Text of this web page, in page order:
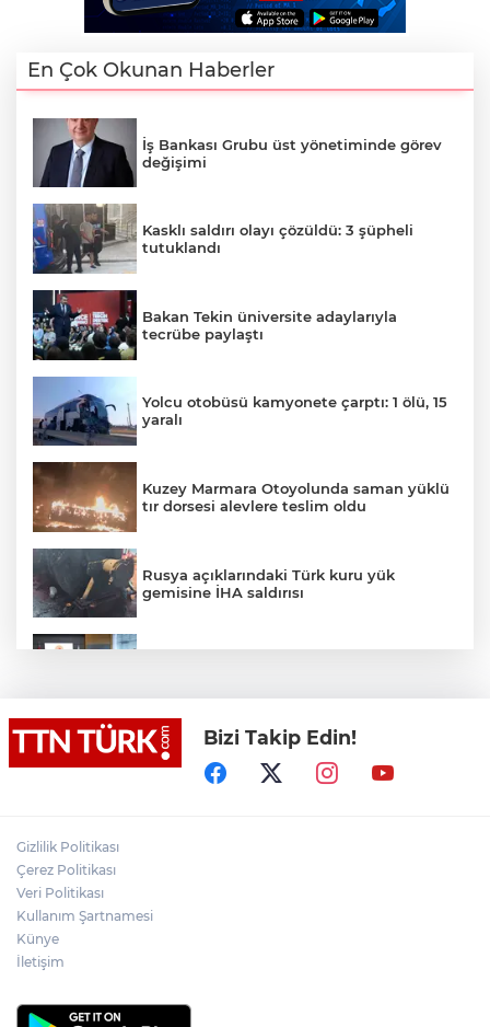
En Çok Okunan Haberler
İş Bankası Grubu üst yönetiminde görev
değişimi
Kasklı saldırı olayı çözüldü: 3 şüpheli
tutuklandı
Bakan Tekin üniversite adaylarıyla
tecrübe paylaştı
Yolcu otobüsü kamyonete çarptı: 1 ölü, 15
yaralı
Kuzey Marmara Otoyolunda saman yüklü
tır dorsesi alevlere teslim oldu
Rusya açıklarındaki Türk kuru yük
gemisine İHA saldırısı
Lukaku Fener’e mi, Beşiktaş’a mı geliyor?
Rojin Kabaiş, Hiranur Nilgün Aygar ve
Kıvanç Uman’ın ailelerini hedef alam
Bizi Takip Edin!
Gizlilik Politikası
Çerez Politikası
Veri Politikası
Kullanım Şartnamesi
Künye
İletişim